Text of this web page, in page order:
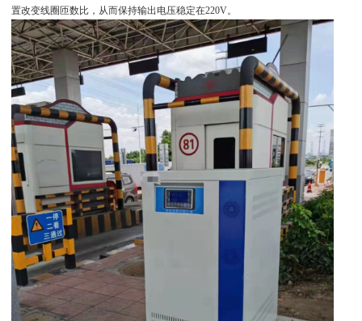
置改变线圈匝数比，从而保持输出电压稳定在220V。